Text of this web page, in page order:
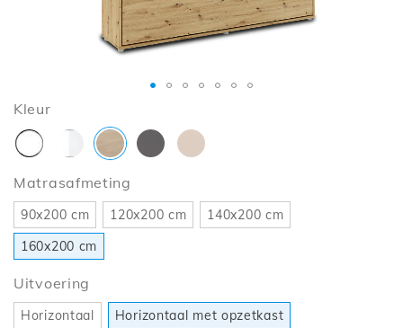
Ga
naar
het
van
de
afbeeldingen-
gallerij
Kleur
Matrasafmeting
90x200 cm 120x200 cm
140x200 cm
160x200 cm
Uitvoering
Horizontaal
Horizontaal met opzetkast